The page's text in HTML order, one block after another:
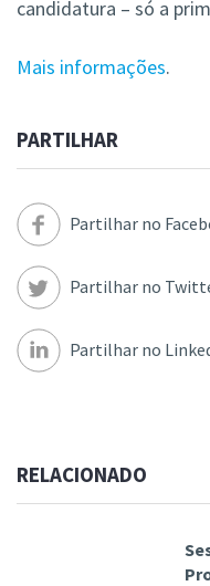
candidatura – só a
Mais informações.
PARTILHAR
Partilhar no
Partilhar no
Partilhar no
RELACIONADO